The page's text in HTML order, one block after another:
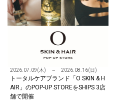
2026.07.09(木) ～ 2026.08.16(日)
トータルケアブランド「O SKIN & H
AIR」のPOP-UP STOREをSHIPS 3店
舗で開催